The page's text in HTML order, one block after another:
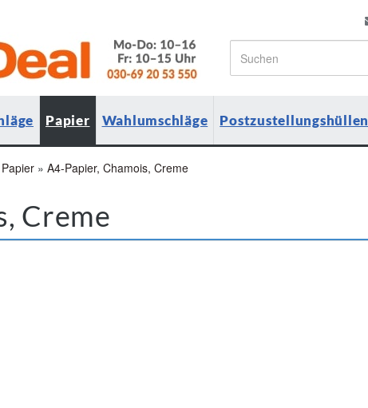
Papier Wahlumschläge Postzustellungshüllen
Papier » A4-Papier, Chamois, Creme
Creme